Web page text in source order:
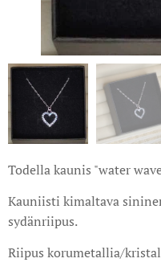
Todella kaunis "water
Kauniisti kimaltava
sydänriipus.
Riipus korumetallia/